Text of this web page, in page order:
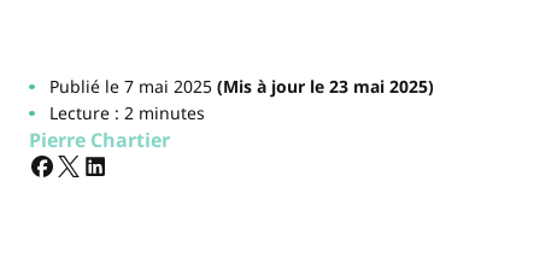
Publié le 7 mai 2025(Mis à jour le 23 mai 2025)
Lecture : 2 minutes
Pierre Chartier